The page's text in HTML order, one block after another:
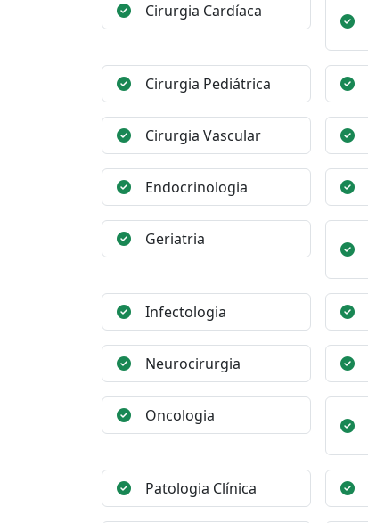
Cirurgia Cardíaca
Cirurgia Pediátrica
Cirurgia Vascular
Endocrinologia
Geriatria
Infectologia
Neurocirurgia
Oncologia
Patologia Clínica